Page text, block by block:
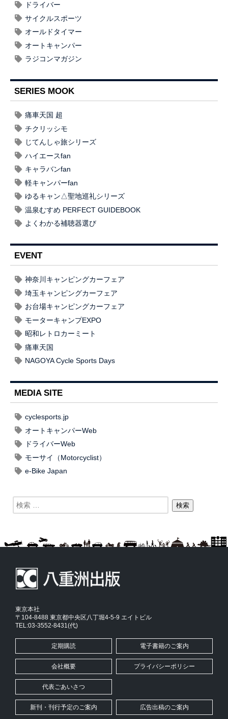
ドライバー
サイクルスポーツ
オールドタイマー
オートキャンパー
ラジコンマガジン
SERIES MOOK
痛車天国 超
チクリッシモ
じてんしゃ旅シリーズ
ハイエースfan
キャラバンfan
軽キャンパーfan
ゆるキャン△聖地巡礼シリーズ
温泉むすめ PERFECT GUIDEBOOK
よくわかる補聴器選び
EVENT
神奈川キャンピングカーフェア
埼玉キャンピングカーフェア
お台場キャンピングカーフェア
モーターキャンプEXPO
昭和レトロカーミート
痛車天国
NAGOYA Cycle Sports Days
MEDIA SITE
cyclesports.jp
オートキャンパーWeb
ドライバーWeb
モーサイ（Motorcyclist）
e-Bike Japan
東京本社
〒104-8488 東京都中央区八丁堀4-5-9 エイトビル
TEL:03-3552-8431(代)
定期購読 電子書籍のご案内
会社概要 プライバシーポリシー
代表ごあいさつ
新刊・刊行予定のご案内 広告出稿のご案内